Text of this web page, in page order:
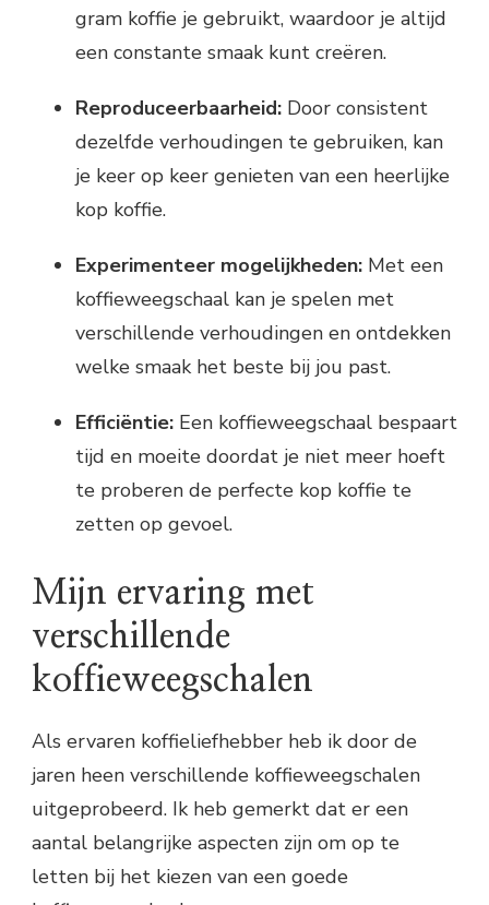
gram koffie je gebruikt, waardoor je altijd
een constante smaak kunt creëren.
Reproduceerbaarheid: Door consistent
dezelfde verhoudingen te gebruiken, kan
je keer op keer genieten van een heerlijke
kop koffie.
Experimenteer mogelijkheden: Met een
koffieweegschaal kan je spelen met
verschillende verhoudingen en ontdekken
welke smaak het beste bij jou past.
Efficiëntie: Een koffieweegschaal bespaart
tijd en moeite doordat je niet meer hoeft
te proberen de perfecte kop koffie te
zetten op gevoel.
Mijn ervaring met
verschillende
koffieweegschalen
Als ervaren koffieliefhebber heb ik door de
jaren heen verschillende koffieweegschalen
uitgeprobeerd. Ik heb gemerkt dat er een
aantal belangrijke aspecten zijn om op te
letten bij het kiezen van een goede